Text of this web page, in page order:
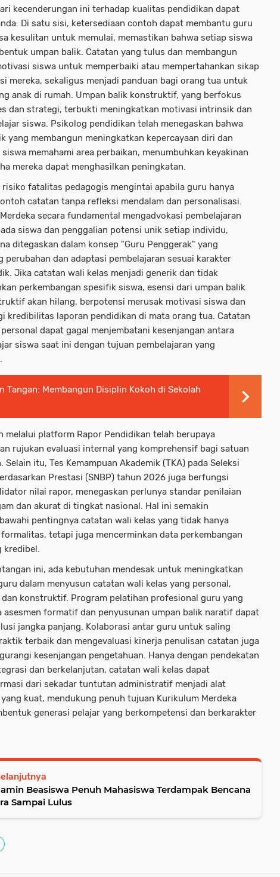
kecenderungan ini terhadap kualitas pendidikan dapat
Di satu sisi, ketersediaan contoh dapat membantu guru
kesulitan untuk memulai, memastikan bahwa setiap siswa
umpan balik. Catatan yang tulus dan membangun
siswa untuk memperbaiki atau mempertahankan sikap
mereka, sekaligus menjadi panduan bagi orang tua untuk
anak di rumah. Umpan balik konstruktif, yang berfokus
dan strategi, terbukti meningkatkan motivasi intrinsik dan
siswa. Psikolog pendidikan telah menegaskan bahwa
yang membangun meningkatkan kepercayaan diri dan
memahami area perbaikan, menumbuhkan keyakinan
mereka dapat menghasilkan peningkatan.
risiko fatalitas pedagogis mengintai apabila guru hanya
catatan tanpa refleksi mendalam dan personalisasi.
secara fundamental mengadvokasi pembelajaran
siswa dan penggalian potensi unik setiap individu,
ditegaskan dalam konsep "Guru Penggerak" yang
perubahan dan adaptasi pembelajaran sesuai karakter
Jika catatan wali kelas menjadi generik dan tidak
perkembangan spesifik siswa, esensi dari umpan balik
akan hilang, berpotensi merusak motivasi siswa dan
kredibilitas laporan pendidikan di mata orang tua. Catatan
dapat gagal menjembatani kesenjangan antara
siswa saat ini dengan tujuan pembelajaran yang
Tangan: Membangun Disiplin Kokoh di Sekolah
melalui platform Rapor Pendidikan telah berupaya
rujukan evaluasi internal yang komprehensif bagi satuan
Selain itu, Tes Kemampuan Akademik (TKA) pada Seleksi
Prestasi (SNBP) tahun 2026 juga berfungsi
nilai rapor, menegaskan perlunya standar penilaian
dan akurat di tingkat nasional. Hal ini semakin
pentingnya catatan wali kelas yang tidak hanya
tetapi juga mencerminkan data perkembangan
kredibel.
ini, ada kebutuhan mendesak untuk meningkatkan
dalam menyusun catatan wali kelas yang personal,
konstruktif. Program pelatihan profesional guru yang
asesmen formatif dan penyusunan umpan balik naratif dapat
jangka panjang. Kolaborasi antar guru untuk saling
terbaik dan mengevaluasi kinerja penulisan catatan juga
kesenjangan pengetahuan. Hanya dengan pendekatan
dan berkelanjutan, catatan wali kelas dapat
dari sekadar tuntutan administratif menjadi alat
kuat, mendukung penuh tujuan Kurikulum Merdeka
generasi pelajar yang berkompetensi dan berkarakter
Beasiswa Penuh Mahasiswa Terdampak Bencana
Sampai Lulus